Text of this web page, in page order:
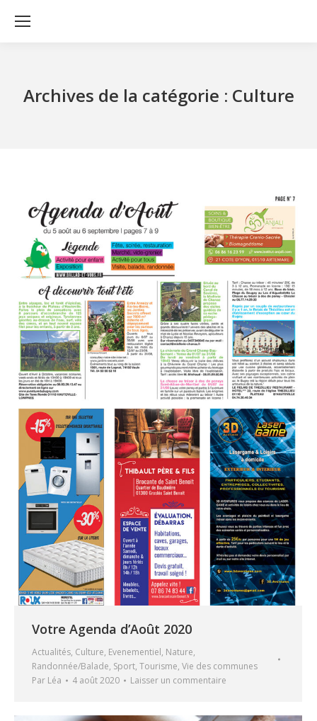
Archives de la catégorie : Culture
Votre Agenda d’Août 2020
Actualités, Culture, Evenementiel, Nature,
Randonnée/Balade, Sport, Tourisme, Vie des communes
Par Léa 4 août 2020 Laisser un commentaire